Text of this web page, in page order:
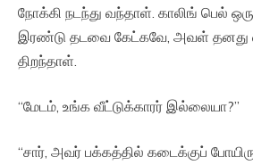
நோக்கி நடந்து வந்தாள். காலிங் பெல்
இரண்டு தடவை கேட்கவே, அவள் தனது
திறந்தாள்.
“மேடம், உங்க வீட்டுக்காரர் இல்லையா?”
“சார், அவர் பக்கத்தில் கடைக்குப்